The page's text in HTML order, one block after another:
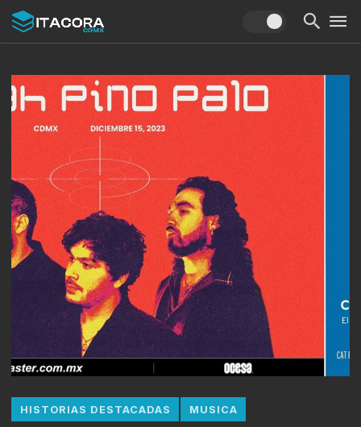
HISTORIAS DESTACADAS MUSICA